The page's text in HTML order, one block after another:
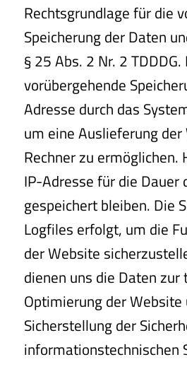
Rechtsgrundlage für die
Speicherung der Daten
§ 25 Abs. 2 Nr. 2 TDDDG.
vorübergehende
Adresse durch das
um eine Auslieferung
Rechner zu ermöglichen.
IP-Adresse für die Dauer
gespeichert bleiben. Die
Logfiles erfolgt, um die
der Website
dienen uns die Daten zur
Optimierung der Website
Sicherstellung der
informationstechnischen